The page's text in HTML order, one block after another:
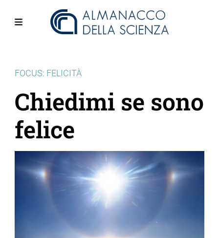
FOCUS: FELICITÀ
Chiedimi se sono
felice